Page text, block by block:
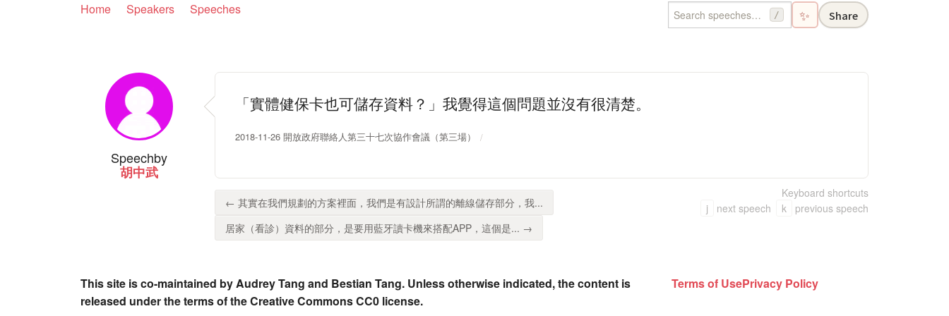
Home Speakers Speeches / ✨ Share
Speechby
胡中武
「實體健保卡也可儲存資料？」我覺得這個問題並沒有很清楚。
2018-11-26 開放政府聯絡人第三十七次協作會議（第三場）
← 其實在我們規劃的方案裡面，我們是有設計所謂的離線儲存部分，我...
居家（看診）資料的部分，是要用藍牙讀卡機來搭配APP，這個是... →
Keyboard shortcuts
j
next speech k previous speech
This site is co-maintained by Audrey Tang and Bestian Tang. Unless otherwise indicated, the content is
released under the terms of the Creative Commons CC0 license.
Terms of UsePrivacy Policy